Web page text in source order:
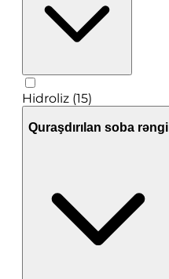
Hidroliz (15)
Quraşdırılan soba rəngi